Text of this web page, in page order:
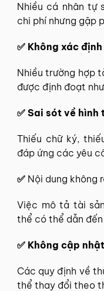
Nhiều cá nhân tự
chi phí nhưng gặp
✅ Không xác
Nhiều trường hợp
được định đoạt
✅ Sai sót về hình
Thiếu chữ ký,
đáp ứng các yêu
✅ Nội dung không
Việc mô tả tài
thể có thể dẫn
✅ Không cập
Các quy định về
thể thay đổi theo